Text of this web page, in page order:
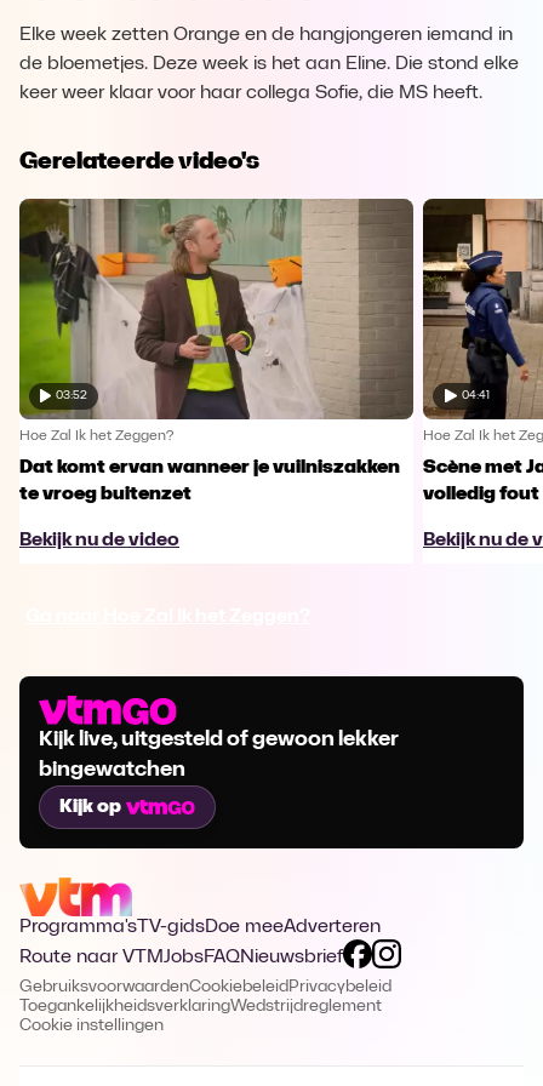
Elke week zetten Orange en de hangjongeren iemand in
de bloemetjes. Deze week is het aan Eline. Die stond elke
keer weer klaar voor haar collega Sofie, die MS heeft.
Gerelateerde video's
03:52
Hoe Zal Ik het Zeggen?
Dat komt ervan wanneer je vuilniszakken
te vroeg buitenzet
Bekijk nu de video
04:41
Hoe Zal Ik het
Scène met
volledig fout
Bekijk nu de
Kijk live, uitgesteld of gewoon lekker
bingewatchen
Kijk op
Programma's TV-gidsDoe meeAdverteren
Route naar VTMJobsFAQNieuwsbrief
GebruiksvoorwaardenCookiebeleid Privacybeleid
ToegankelijkheidsverklaringWedstrijdreglement
Cookie instellingen